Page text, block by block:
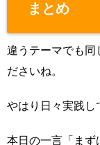
まとめ
違うテーマでも同
ださいね。
やはり日々実践し
本日の一言「まず